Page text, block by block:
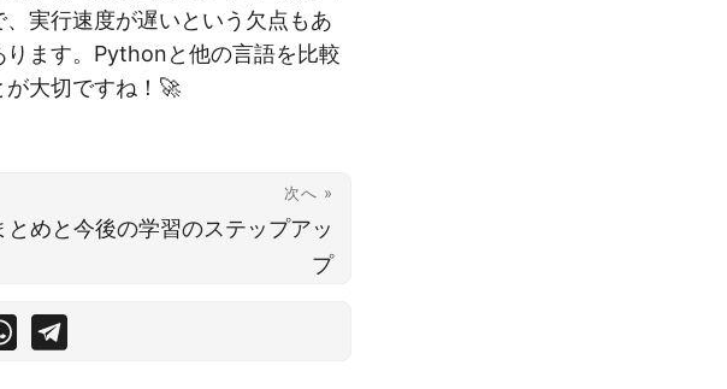
実行速度が遅いという欠点もあ
ます。Pythonと他の言語を比較
が大切ですね！🚀
次へ »
とめと今後の学習のステップアッ
プ